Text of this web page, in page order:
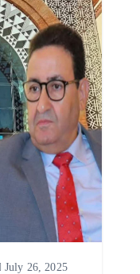
July 26, 2025